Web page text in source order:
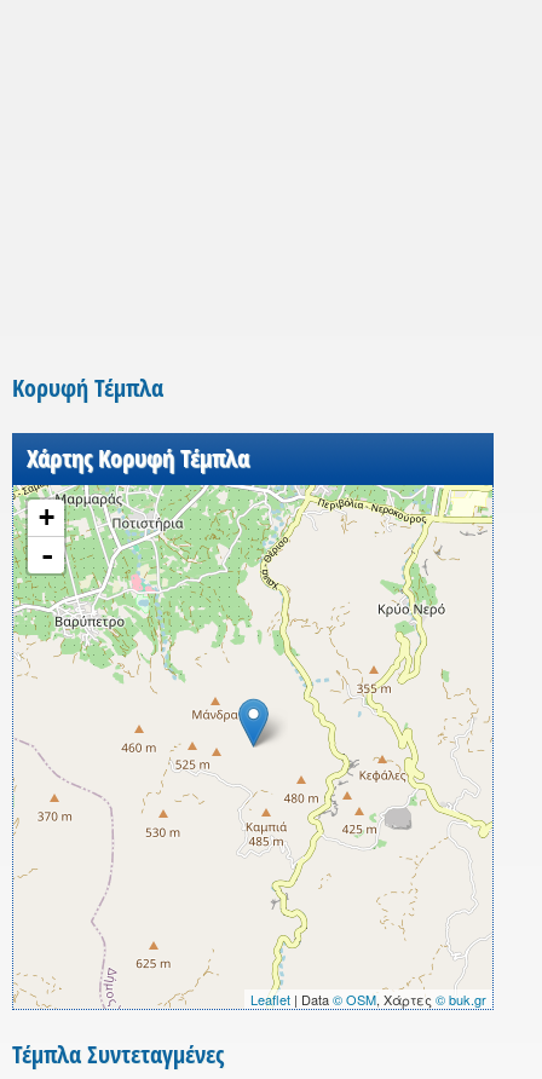
Κορυφή Τέμπλα
Χάρτης Κορυφή Τέμπλα
+
-
Leaflet | Data© OSM, Χάρτες © buk.gr
Τέμπλα Συντεταγμένες